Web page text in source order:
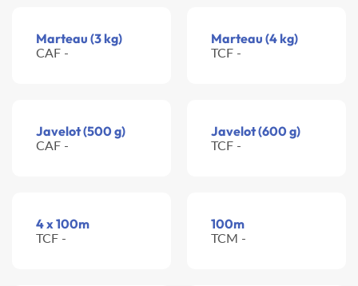
Marteau (3 kg)
CAF -
Marteau (4 kg)
TCF -
Javelot (500 g)
CAF -
Javelot (600 g)
TCF -
4 x 100m
TCF -
100m
TCM -